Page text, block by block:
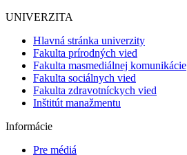
UNIVERZITA
Hlavná stránka univerzity
Fakulta prírodných vied
Fakulta masmediálnej komunikácie
Fakulta sociálnych vied
Fakulta zdravotníckych vied
Inštitút manažmentu
Informácie
Pre médiá